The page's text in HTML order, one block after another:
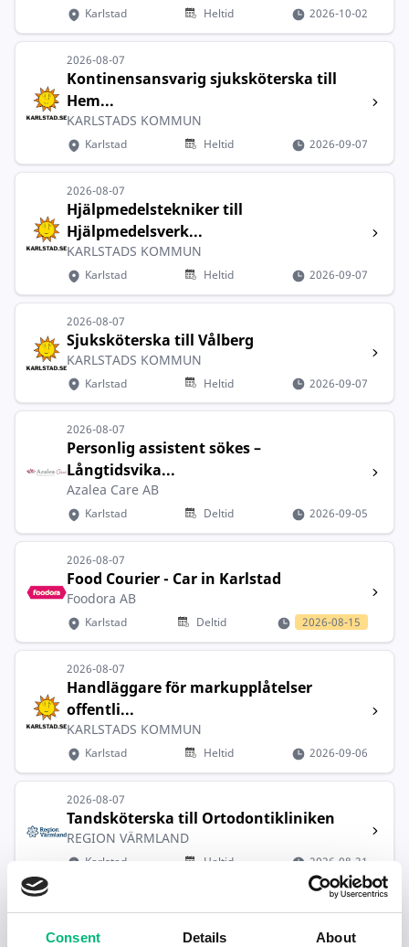
Consent Details About
Karlstad Heltid 2026-10-02
2026-08-07
Kontinensansvarig sjuksköterska till
Hem...
KARLSTADS KOMMUN
Karlstad Heltid 2026-09-07
2026-08-07
Hjälpmedelstekniker till
Hjälpmedelsverk...
KARLSTADS KOMMUN
Karlstad Heltid 2026-09-07
2026-08-07
Sjuksköterska till Vålberg
KARLSTADS KOMMUN
Karlstad Heltid 2026-09-07
2026-08-07
Personlig assistent sökes –
Långtidsvika...
Azalea Care AB
Karlstad Deltid 2026-09-05
2026-08-07
Food Courier - Car in Karlstad
Foodora AB
Karlstad Deltid 2026-08-15
2026-08-07
Handläggare för markupplåtelser
offentli...
KARLSTADS KOMMUN
Karlstad Heltid 2026-09-06
2026-08-07
Tandsköterska till Ortodontikliniken
REGION VÄRMLAND
Karlstad Heltid 2026-08-31